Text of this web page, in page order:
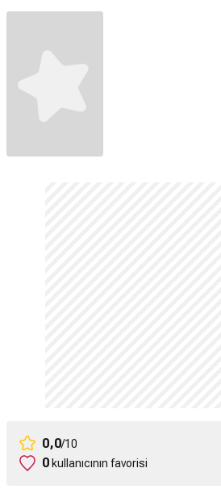
0,0/10
0kullanıcının favorisi